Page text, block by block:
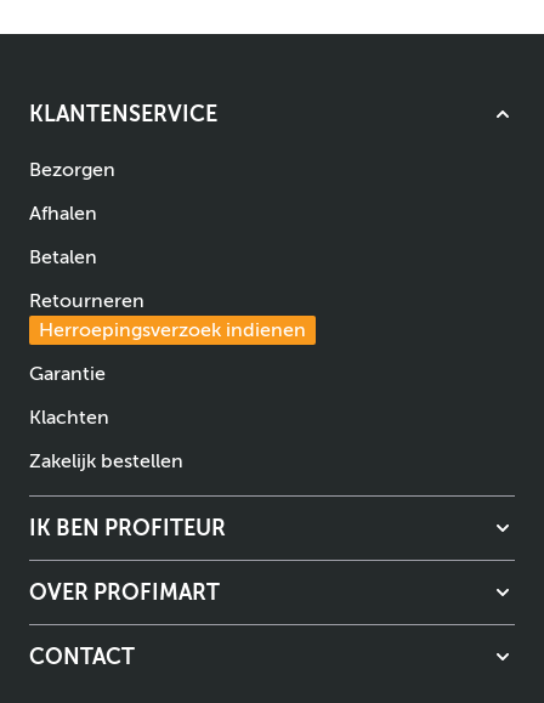
KLANTENSERVICE
Bezorgen
Afhalen
Betalen
Retourneren
Herroepingsverzoek indienen
Garantie
Klachten
Zakelijk bestellen
IK BEN PROFITEUR
OVER PROFIMART
CONTACT